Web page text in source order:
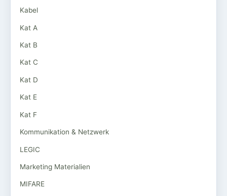
Kabel
Kat A
Kat B
Kat C
Kat D
Kat E
Kat F
Kommunikation & Netzwerk
LEGIC
Marketing Materialien
MIFARE